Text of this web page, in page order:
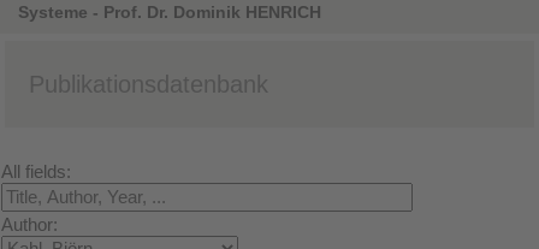
Systeme - Prof. Dr. Dominik HENRICH
Publikationsdatenbank
All fields:
Author: